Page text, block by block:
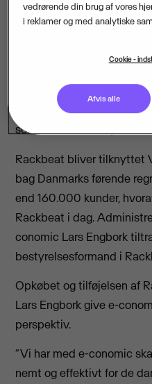
Nu opkøber Visma
virksomheder adgang til
bedre mulighed for at
som samlet skal styrke
Rackbeat bliver tilknyttet
bag Danmarks førende
end 160.000 kunder,
Rackbeat i dag.
conomic Lars Engbork
bestyrelsesformand i
Opkøbet og tilføjelsen af
Lars Engbork give e-
perspektiv.
“Vi har med e-conomic
nemt og effektivt for de
vedrørende din brug af vores
i reklamer og med analytiske
Cookie -
Afvis alle